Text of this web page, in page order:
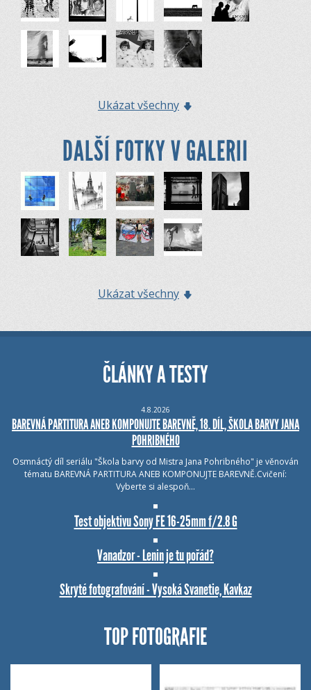
Ukázat všechny
DALŠÍ FOTKY V GALERII
Ukázat všechny
ČLÁNKY A TESTY
4.8.2026
BAREVNÁ PARTITURA ANEB KOMPONUJTE BAREVNĚ, 18. DÍL, ŠKOLA BARVY JANA
POHRIBNÉHO
Osmnáctý díl seriálu "Škola barvy od Mistra Jana Pohribného" je věnován
tématu BAREVNÁ PARTITURA ANEB KOMPONUJTE BAREVNĚ.Cvičení:
Vyberte si alespoň…
Test objektivu Sony FE 16-25mm f/2.8 G
Vanadzor - Lenin je tu pořád?
Skryté fotografování - Vysoká Svanetie, Kavkaz
TOP FOTOGRAFIE